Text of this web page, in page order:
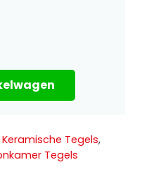
Keramische Tegels,
Tegels